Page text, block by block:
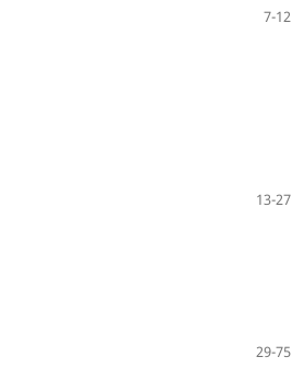
7-12
13-27
29-75